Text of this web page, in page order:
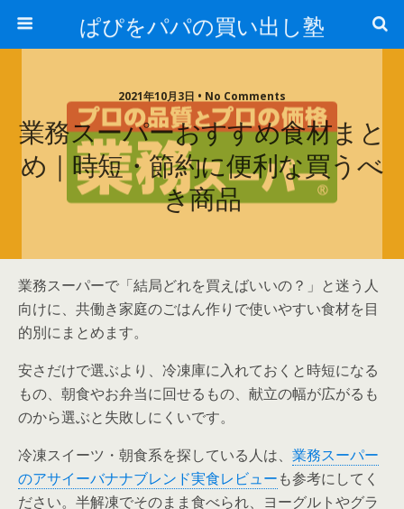
ぱぴをパパの買い出し塾
2021年10月3日 • No Comments
業務スーパーおすすめ食材まと
め｜時短・節約に便利な買うべ
き商品
業務スーパーで「結局どれを買えばいいの？」と迷う人
向けに、共働き家庭のごはん作りで使いやすい食材を目
的別にまとめます。
安さだけで選ぶより、冷凍庫に入れておくと時短になる
もの、朝食やお弁当に回せるもの、献立の幅が広がるも
のから選ぶと失敗しにくいです。
冷凍スイーツ・朝食系を探している人は、 業務スーパー
のアサイーバナナブレンド実食レビューも参考にしてく
ださい。半解凍でそのまま食べられ、ヨーグルトやグラ